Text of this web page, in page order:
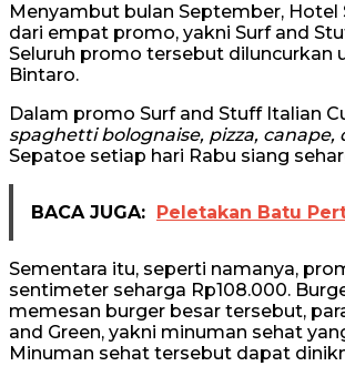
Menyambut bulan September,
dari empat promo, yakni Surf and
Seluruh promo tersebut diluncurkan
Bintaro.
Dalam promo Surf and Stuff Italian
spaghetti bolognaise, pizza, canape,
Sepatoe setiap hari Rabu siang
BACA JUGA: Peletakan Batu
Sementara itu, seperti namanya,
sentimeter seharga Rp108.000.
memesan burger besar tersebut,
and Green, yakni minuman sehat
Minuman sehat tersebut dapat